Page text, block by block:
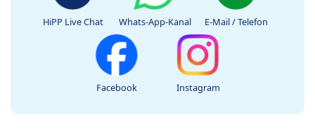
HiPP Live Chat Whats-App-Kanal E-Mail / Telefon
Facebook Instagram